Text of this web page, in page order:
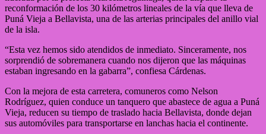
reconformación de los 30 kilómetros lineales de la vía que lleva de
Puná Vieja a Bellavista, una de las arterias principales del anillo vial
de la isla.
“Esta vez hemos sido atendidos de inmediato. Sinceramente, nos
sorprendió de sobremanera cuando nos dijeron que las máquinas
estaban ingresando en la gabarra”, confiesa Cárdenas.
Con la mejora de esta carretera, comuneros como Nelson
Rodríguez, quien conduce un tanquero que abastece de agua a Puná
Vieja, reducen su tiempo de traslado hacia Bellavista, donde dejan
sus automóviles para transportarse en lanchas hacia el continente.